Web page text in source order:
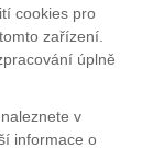
Mljet domů.
cookies pro
zařízení.
úplně
v
informace o